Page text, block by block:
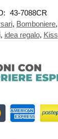
43-7088CR
, Bomboniere,
, idea regalo, Kiss